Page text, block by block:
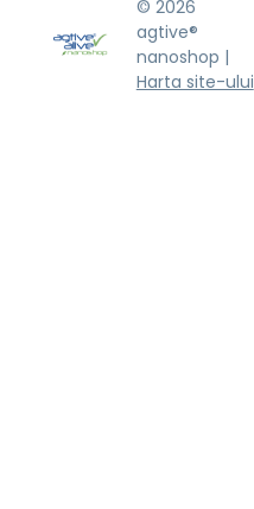
© 2026
agtive®
nanoshop |
Harta site-ului